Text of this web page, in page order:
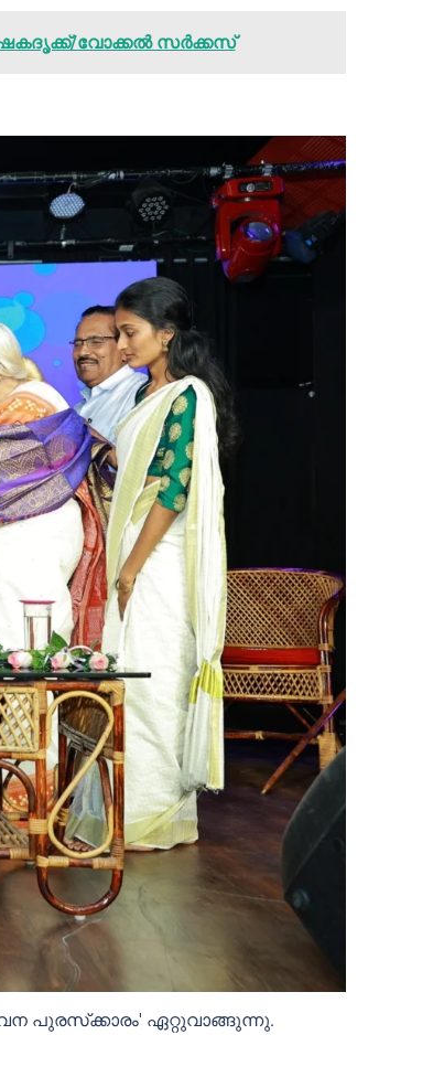
വോക്കൽ സർക്കസ്
പുരസ്‌ക്കാരം' ഏറ്റുവാങ്ങുന്നു.